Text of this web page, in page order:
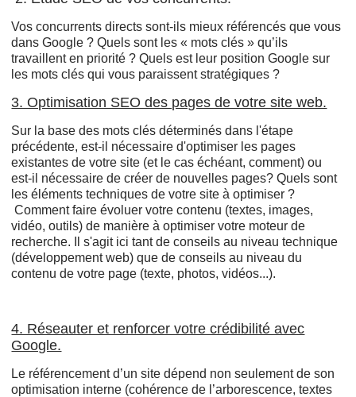
Vos concurrents directs sont-ils mieux référencés que vous
dans Google ? Quels sont les « mots clés » qu’ils
travaillent en priorité ? Quels est leur position Google sur
les mots clés qui vous paraissent stratégiques ?
3. Optimisation SEO des pages de votre site web.
Sur la base des mots clés déterminés dans l'étape
précédente, est-il nécessaire d'optimiser les pages
existantes de votre site (et le cas échéant, comment) ou
est-il nécessaire de créer de nouvelles pages? Quels sont
les éléments techniques de votre site à optimiser ?
Comment faire évoluer votre contenu (textes, images,
vidéo, outils) de manière à optimiser votre moteur de
recherche. Il s'agit ici tant de conseils au niveau technique
(développement web) que de conseils au niveau du
contenu de votre page (texte, photos, vidéos...).
4. Réseauter et renforcer votre crédibilité avec
Google.
Le référencement d’un site dépend non seulement de son
optimisation interne (cohérence de l’arborescence, textes